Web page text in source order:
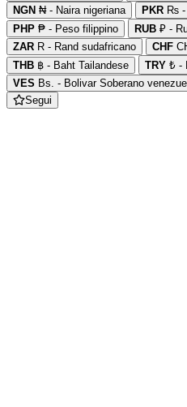
NGN ₦ - Naira nigeriana PKR ₨ -
PHP ₱ - Peso filippino RUB ₽ -
ZAR R - Rand sudafricano CHF
THB ฿ - Baht Tailandese TRY ₺ -
VES Bs. - Bolivar Soberano
Segui